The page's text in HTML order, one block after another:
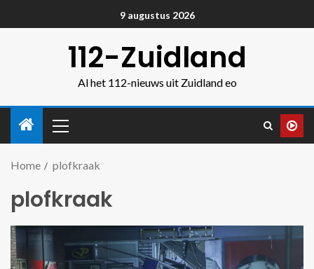
9 augustus 2026
112-Zuidland
Al het 112-nieuws uit Zuidland eo
Home plofkraak
plofkraak